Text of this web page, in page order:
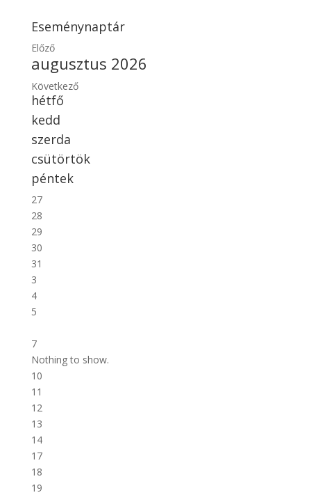
Eseménynaptár
Előző
augusztus 2026
Következő
hétfő
kedd
szerda
csütörtök
péntek
27
28
29
30
31
3
4
5
7
Nothing to show.
10
11
12
13
14
17
18
19